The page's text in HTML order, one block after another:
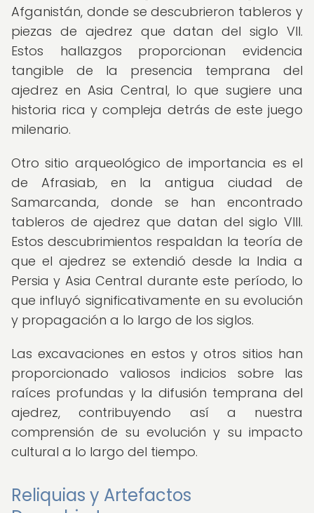
Afganistán, donde se descubrieron tableros y
piezas de ajedrez que datan del siglo VII.
Estos hallazgos proporcionan evidencia
tangible de la presencia temprana del
ajedrez en Asia Central, lo que sugiere una
historia rica y compleja detrás de este juego
milenario.
Otro sitio arqueológico de importancia es el
de Afrasiab, en la antigua ciudad de
Samarcanda, donde se han encontrado
tableros de ajedrez que datan del siglo VIII.
Estos descubrimientos respaldan la teoría de
que el ajedrez se extendió desde la India a
Persia y Asia Central durante este período, lo
que influyó significativamente en su evolución
y propagación a lo largo de los siglos.
Las excavaciones en estos y otros sitios han
proporcionado valiosos indicios sobre las
raíces profundas y la difusión temprana del
ajedrez, contribuyendo así a nuestra
comprensión de su evolución y su impacto
cultural a lo largo del tiempo.
Reliquias y Artefactos